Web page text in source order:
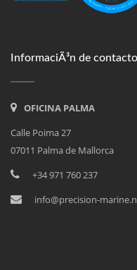
InformaciÃ³n de contacto
OFICINA PALMA
Calle Poima 27
07011 Palma de Mallorca
+34 971 760 237
info@precision-